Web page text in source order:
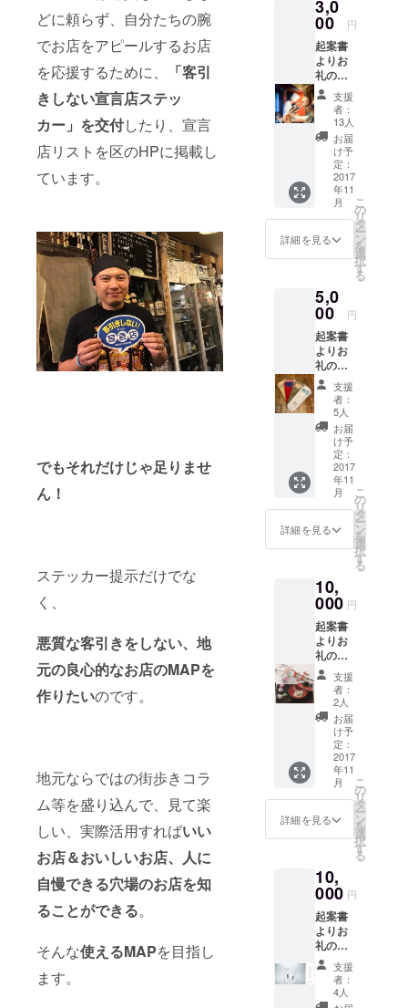
どに頼らず、自分たちの腕
でお店をアピールするお店
を応援するために、
「客引
きしない宣言店ステッ
カー」を交付したり、宣言
店リストを区のHPに掲載し
ています。
でもそれだけじゃ足りませ
ん！
ステッカー提示だけでな
く、
悪質な客引きをしない、地
元の良心的なお店のMAPを
作りたいのです。
地元ならではの街歩きコラ
ム等を盛り込んで、見て楽
しい、実際活用すればいい
お店＆おいしいお店、人に
自慢できる穴場のお店を知
ることができる。
そんな使えるMAPを目指し
ます。
3,0
00 円
起案書
よりお
礼の
メール
と作成
した
マップ
をお送
りいた
します
マップ
掲載店
で利用
できる
ワンド
ス券を
お送り
いたし
ます
支援
者：
13人
お届
け予
定：
2017
年11
月
詳細を見る
こ
の
リ
タ
ー
ン
を
選
択
す
る
5,0
00 円
起案書
よりお
礼の
メール
と作成
した
マップ
をお送
りいた
します
マップ
掲載店
で利用
できる
ワンド
ス券を
お送り
いたし
ます 墨
田区内
有名革
製品店
「株式
会社
大関鞄
工房さ
ん」の
ペン
ケース
をお送
りいた
します
支援
者：
5人
お届
け予
定：
2017
年11
月
詳細を見る
こ
の
リ
タ
ー
ン
を
選
択
す
る
10,
000 円
起案書
よりお
礼の
メール
と作成
した
マップ
をお送
りいた
します
マップ
掲載店
で利用
できる
ワンド
ス券を
お送り
いたし
ます 有
吉さん
ぽで有
吉が絶
賛し
た、そ
支援
者：
2人
お届
け予
定：
2017
年11
月
詳細を見る
こ
の
リ
タ
ー
ン
を
選
択
す
る
10,
000 円
起案書
よりお
礼の
メール
と作成
した
マップ
支援
者：
4人